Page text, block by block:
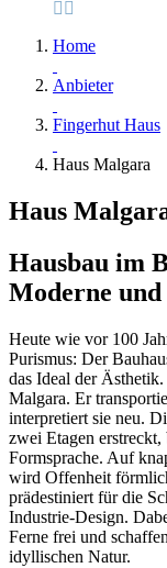
Home
Anbieter
Fingerhut Haus
Haus Malgara
Haus
Hausbau im
Moderne
Heute wie vor 100
Purismus: Der
das Ideal der
Malgara. Er
interpretiert sie neu.
zwei Etagen
Formsprache. Auf
wird Offenheit
prädestiniert für die
Industrie-Design.
Ferne frei und
idyllischen Natur.